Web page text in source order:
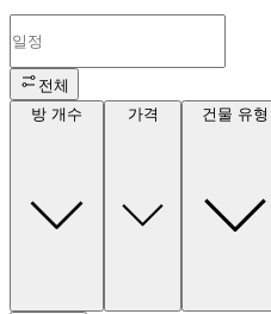
전체
방 개수
가격 건물 유형